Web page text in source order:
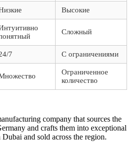
Высокие
Сложный
7 С ограничениями
Ограниченное
количество
company that sources the
and crafts them into exceptional
and sold across the region.